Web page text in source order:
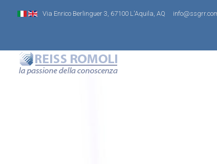
Via Enrico Berlinguer 3, 67100 L'Aquila, AQ